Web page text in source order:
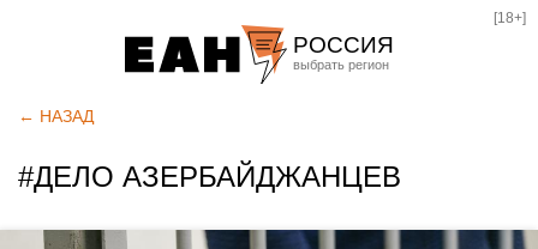
РОССИЯ
Курган
Оренбург
[18+]
← НАЗАД
#ДЕЛО АЗЕРБАЙДЖАНЦЕВ